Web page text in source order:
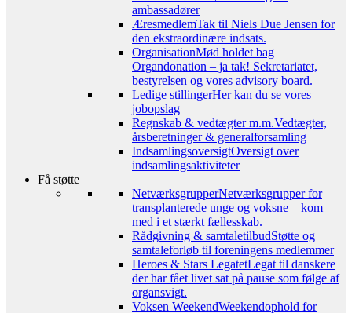
ambassadører
ÆresmedlemTak til Niels Due Jensen for
den ekstraordinære indsats.
OrganisationMød holdet bag
Organdonation – ja tak! Sekretariatet,
bestyrelsen og vores advisory board.
Ledige stillingerHer kan du se vores
jobopslag
Regnskab & vedtægter m.m.Vedtægter,
årsberetninger & generalforsamling
IndsamlingsoversigtOversigt over
indsamlingsaktiviteter
Få støtte
NetværksgrupperNetværksgrupper for
transplanterede unge og voksne – kom
med i et stærkt fællesskab.
Rådgivning & samtaletilbudStøtte og
samtaleforløb til foreningens medlemmer
Heroes & Stars LegatetLegat til danskere
der har fået livet sat på pause som følge af
organsvigt.
Voksen WeekendWeekendophold for